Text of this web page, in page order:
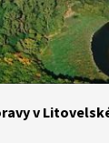
v